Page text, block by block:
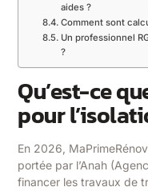
aides ?
Comment sont
Un professionnel
?
Qu’est-ce
pour
En 2026,
portée par l’Anah
financer les travaux de